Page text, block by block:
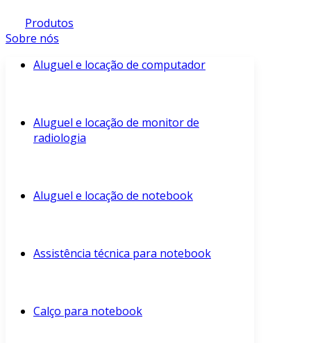
Produtos
Sobre nós
Aluguel e locação de computador
Aluguel e locação de monitor de
radiologia
Aluguel e locação de notebook
Assistência técnica para notebook
Calço para notebook